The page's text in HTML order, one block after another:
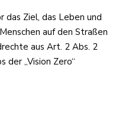
das Ziel, das Leben und
auf den Straßen
aus Art. 2 Abs. 2
der „Vision Zero“